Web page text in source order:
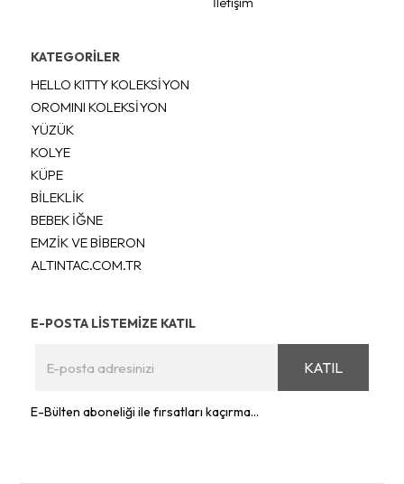
KATEGORİLER
HELLO KITTY KOLEKSİYON
OROMINI KOLEKSİYON
YÜZÜK
KOLYE
KÜPE
BİLEKLİK
BEBEK İĞNE
EMZİK VE BİBERON
ALTINTAC.COM.TR
E-POSTA LİSTEMİZE KATIL
KATIL
E-Bülten aboneliği ile fırsatları kaçırma...